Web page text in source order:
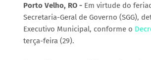
Porto Velho, RO - Em virtude do
Secretaria-Geral de Governo (SGG),
Executivo Municipal, conforme o
terça-feira (29).